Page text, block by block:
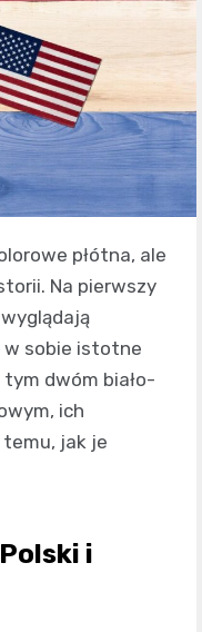
płótna, ale
Na pierwszy
w sobie istotne
dwóm biało-
ich
jak je
i